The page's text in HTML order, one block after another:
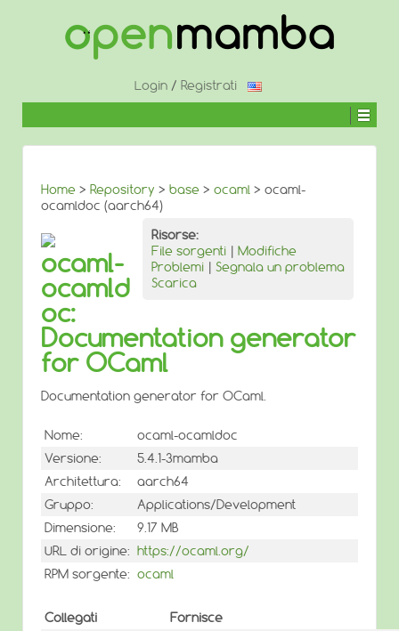
CONTENUTO
Login / Registrati
Home > Repository > base > ocaml > ocaml-
ocamldoc (aarch64)
Risorse:
File sorgenti | Modifiche
Problemi | Segnala un problema
Scarica
ocaml-
ocamld
oc:
Documentation generator
for OCaml
Documentation generator for OCaml.
Nome:
ocaml-ocamldoc
Versione:
5.4.1-3mamba
Architettura:
aarch64
Gruppo:
Applications/Development
Dimensione:
9.17 MB
URL di origine: https://ocaml.org/
RPM sorgente: ocaml
Collegati
Fornisce